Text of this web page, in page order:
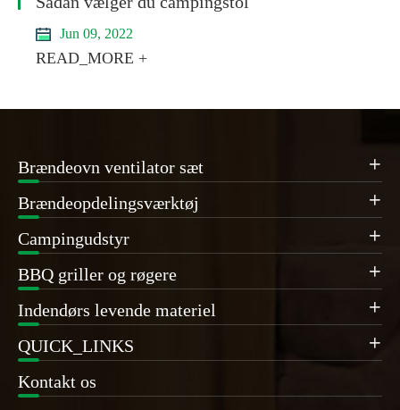
Jun 09, 2022
READ_MORE +
Brændeovn ventilator sæt 
Brændeopdelingsværktøj 
Campingudstyr 
BBQ griller og røgere 
Indendørs levende materiel 
QUICK_LINKS 
Kontakt os